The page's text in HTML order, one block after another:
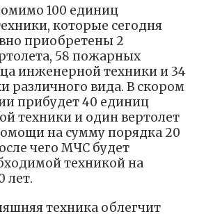
100 единиц
которые сегодня
приобретены 2
58 пожарных
инженерной техники и 34
различного вида. В скором
прибудет 40 единиц
техники и один вертолет
на сумму порядка 20
чего МЧС будет
техникой на
лет.
техника облегчит